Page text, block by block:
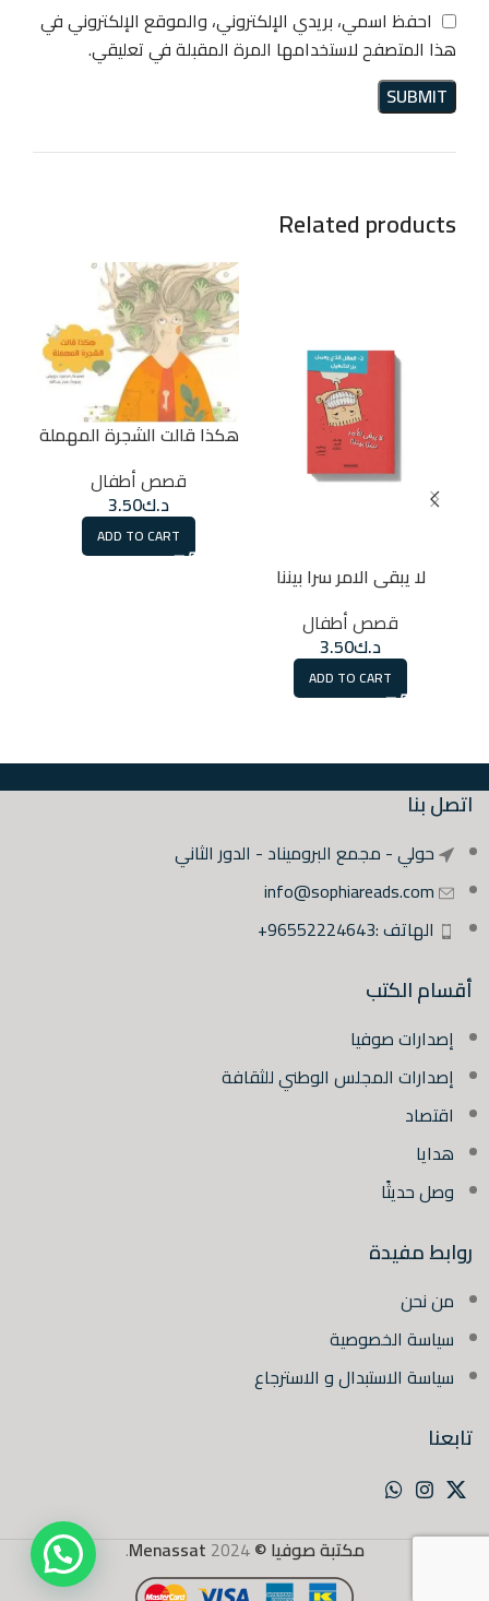
احفظ اسمي، بريدي الإلكتروني، والموقع الإلكتروني في
هذا المتصفح لاستخدامها المرة المقبلة في تعليقي.
Related products
لا يبقى الامر سرا بيننا
قصص أطفال
د.ك3.50
ADD TO CART
هكذا قالت الشجرة المهملة
قصص أطفال
د.ك3.50
ADD TO CART
اتصل بنا
حولي - مجمع البروميناد - الدور الثاني
info@sophiareads.com
الهاتف :96552224643+
أقسام الكتب
إصدارات صوفيا
إصدارات المجلس الوطني للثقافة
اقتصاد
هدايا
وصل حديثًا
روابط مفيدة
من نحن
سياسة الخصوصية
سياسة الاستبدال و الاسترجاع
تابعنا
مكتبة صوفيا ©2024
Menassat
.